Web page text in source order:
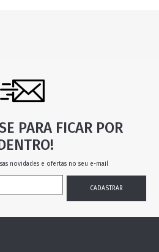
PARA FICAR POR
novidades e ofertas no seu e-mail